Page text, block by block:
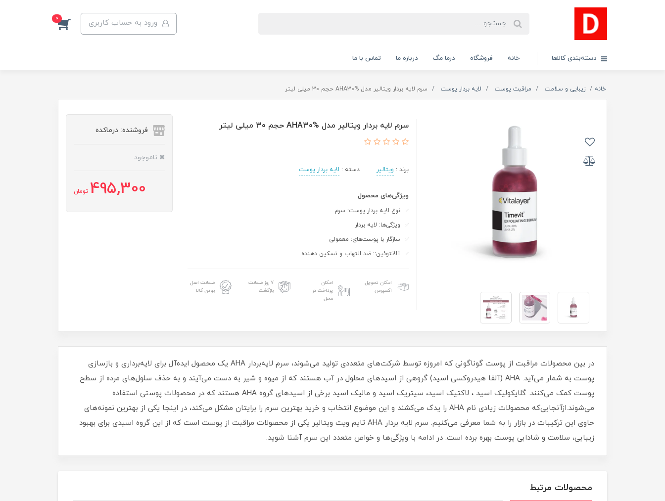
ورود به حساب کاربری 0
دسته‌بندی کالاها خانه فروشگاه درما مگ درباره ما تماس با ما
خانه زیبایی و سلامت مراقبت پوست لایه بردار پوست سرم لایه بردار ویتالیر مدل AHA30% حجم 30 میلی لیتر
سرم لایه بردار ویتالیر مدل AHA30% حجم 30 میلی لیتر
برند : ویتالیر دسته : لایه بردار پوست
ویژگی‌های محصول
نوع لایه بردار پوست: سرم
ویژگی‌ها: لایه بردار
سازگار با پوست‌های: معمولی
آلانتوئین:: ضد التهاب و تسکین دهنده
امکان تحویل
اکسپرس
امکان
پرداخت در
محل
۷ روز ضمانت
بازگشت
ضمانت اصل
بودن کالا
فروشنده: درماکده
ناموجود
495,300 تومان
در بین محصولات مراقبت از پوست گوناگونی که امروزه توسط شرکت‌های متعددی تولید می‌شوند، سرم لایه‌بردار AHA یک محصول ایده‌آل برای لایه‌برداری و بازسازی
پوست به شمار می‌آید. AHA (آلفا هیدروکسی اسید) گروهی از اسیدهای محلول در آب هستند که از میوه و شیر به دست می‌آیند و به حذف سلول‌های مرده از سطح
پوست کمک می‌کنند. گلایکولیک اسید ، لاکتیک اسید، سیتریک اسید و مالیک اسید برخی از اسیدهای گروه AHA هستند که در محصولات پوستی استفاده
می‌شوند.ازآنجایی‌که محصولات زیادی نام AHA را یدک می‌کشند و این موضوع انتخاب و خرید بهترین سرم را برایتان مشکل می‌کند، در اینجا یکی از بهترین نمونه‌های
حاوی این ترکیبات در بازار را به شما معرفی می‌کنیم. سرم لایه بردار AHA تایم ویت ویتالیر یکی از محصولات مراقبت از پوست است که از این گروه اسیدی برای بهبود
زیبایی، سلامت و شادابی پوست بهره برده است. در ادامه با ویژگی‌ها و خواص متعدد این سرم آشنا شوید.
محصولات مرتبط